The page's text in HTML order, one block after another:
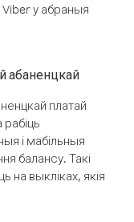
Viber у абраныя
абаненцкай
платай
і мабільныя
балансу. Такі
на выкліках, якія